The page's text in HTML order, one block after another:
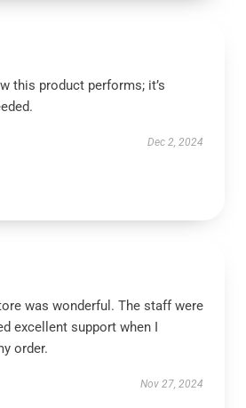
this product performs; it’s
Dec 2, 2024
was wonderful. The staff were
excellent support when I
order.
Nov 27, 2024